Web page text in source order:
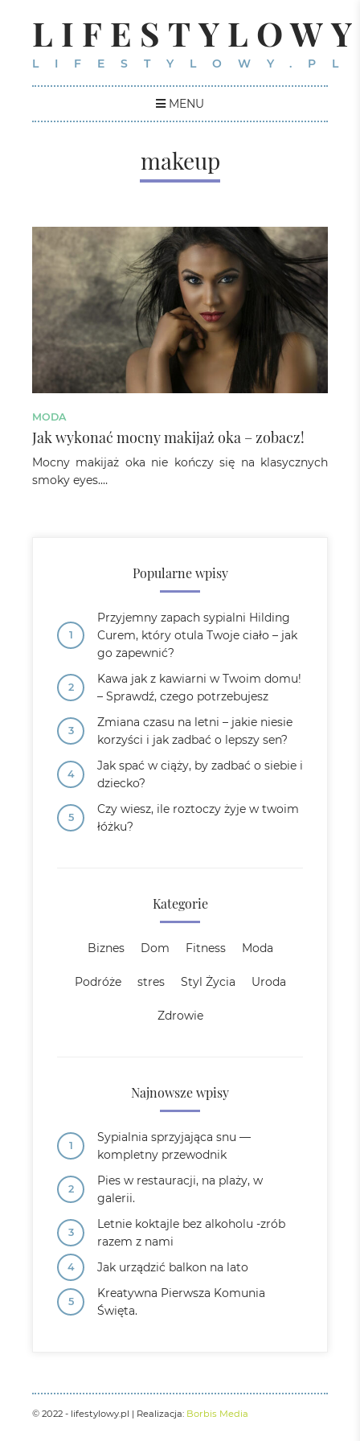
LIFESTYLOWY
LIFESTYLOWY.PL
MENU
makeup
MODA
Jak wykonać mocny makijaż oka – zobacz!
Mocny makijaż oka nie kończy się na klasycznych
smoky eyes.…
Popularne wpisy
Przyjemny zapach sypialni Hilding
Curem, który otula Twoje ciało – jak
go zapewnić?
Kawa jak z kawiarni w Twoim domu!
– Sprawdź, czego potrzebujesz
Zmiana czasu na letni – jakie niesie
korzyści i jak zadbać o lepszy sen?
Jak spać w ciąży, by zadbać o siebie i
dziecko?
Czy wiesz, ile roztoczy żyje w twoim
łóżku?
Kategorie
Biznes Dom Fitness Moda
Podróże stres Styl Życia Uroda
Zdrowie
Najnowsze wpisy
Sypialnia sprzyjająca snu —
kompletny przewodnik
Pies w restauracji, na plaży, w
galerii.
Letnie koktajle bez alkoholu -zrób
razem z nami
Jak urządzić balkon na lato
Kreatywna Pierwsza Komunia
Święta.
© 2022 - lifestylowy.pl | Realizacja: Borbis Media